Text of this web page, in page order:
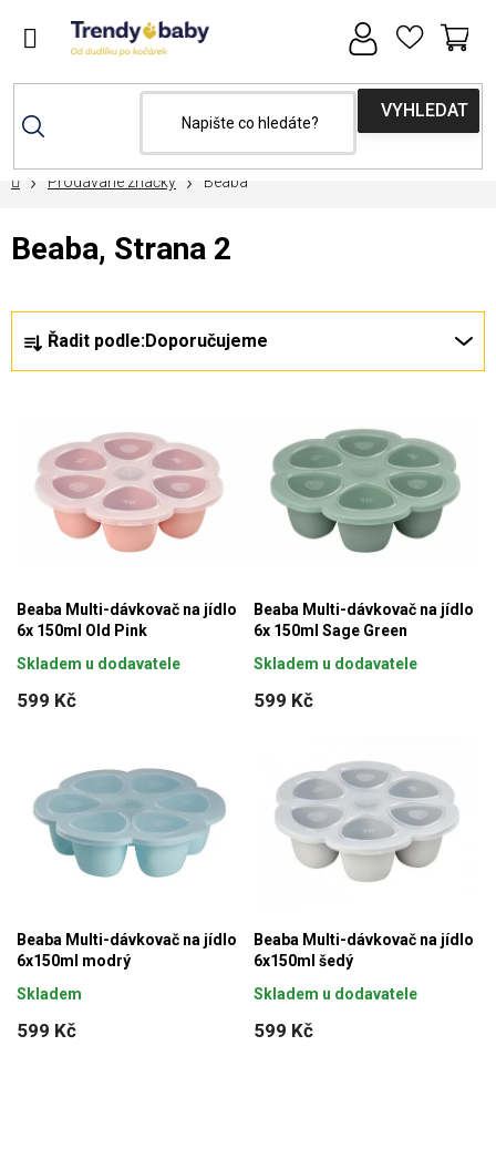
DomůProdávané značky Beaba
Beaba, Strana 2
o
d
u
k
Řadit podle:Doporučujeme
r
o
d
Beaba Multi-dávkovač na jídlo
6x 150ml Old Pink
599 Kč
Skladem u dodavatele
Beaba Multi-dávkovač na jídlo
6x 150ml Sage Green
599 Kč
Skladem u dodavatele
Beaba Multi-dávkovač na jídlo
6x150ml modrý
599 Kč
Skladem
Beaba Multi-dávkovač na jídlo
6x150ml šedý
599 Kč
Skladem u dodavatele